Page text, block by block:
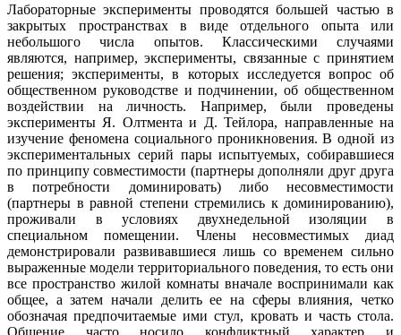
Лабораторные эксперименты проводятся большей частью в
закрытых пространствах в виде отдельного опыта или
небольшого числа опытов. Классическими случаями
являются, например, эксперименты, связанные с принятием
решения; эксперименты, в которых исследуется вопрос об
общественном руководстве и подчинении, об общественном
воздействии на личность. Например, были проведены
эксперименты Я. Олтмента и Д. Тейлора, направленные на
изучение феномена социального проникновения. В одной из
экспериментальных серий пары испытуемых, собиравшиеся
по принципу совместимости (партнеры дополняли друг друга
в потребности доминировать) либо несовместимости
(партнеры в равной степени стремились к доминированию),
проживали в условиях двухнедельной изоляции в
специальном помещении. Члены несовместимых диад
демонстрировали развивавшиеся лишь со временем сильно
выраженные модели территориального поведения, то есть они
все пространство жилой комнаты вначале воспринимали как
общее, а затем начали делить ее на сферы влияния, четко
обозначая предпочитаемые ими стул, кровать и часть стола.
Общение часто носило конфликтный характер и